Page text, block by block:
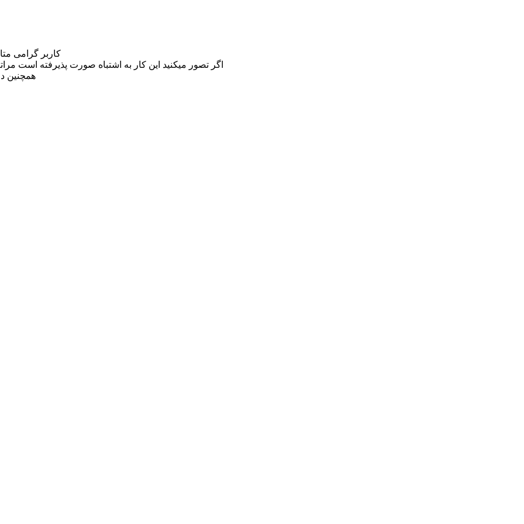
کاربر گرامی
اگر تصور میکنید این کار به اشتباه صورت پذیرفته است مراتب این مسئله را
همچنین